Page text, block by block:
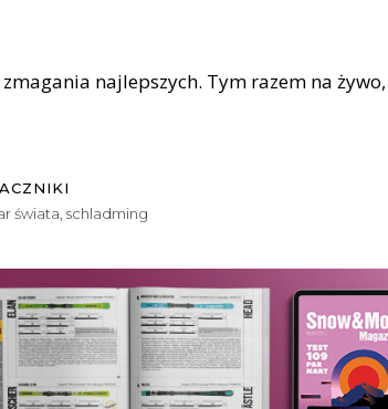
najlepszych. Tym razem na żywo,
świata schladming